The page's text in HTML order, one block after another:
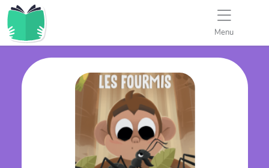
Menu